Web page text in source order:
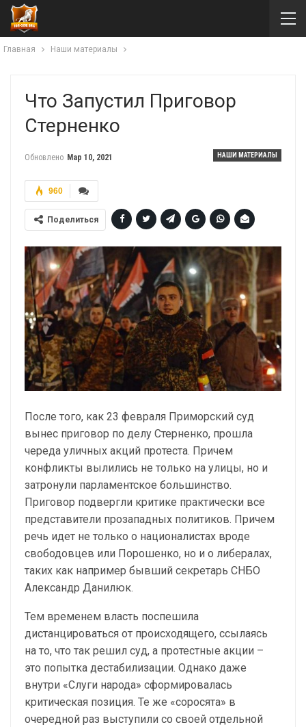
Главная Наши материалы
Что Запустил Приговор
Стерненко
НАШИ МАТЕРИАЛЫ
Обновлено Мар 10, 2021
960
Поделиться
После того, как 23 февраля Приморский суд
вынес приговор по делу Стерненко, прошла
череда уличных акций протеста. Причем
конфликты вылились не только на улицы, но и
затронули парламентское большинство.
Приговор подвергли критике практически все
представители прозападных политиков. Причем
речь идет не только о националистах вроде
свободовцев или Порошенко, но и о либералах,
таких как например бывший секретарь СНБО
Александр Данилюк.
Тем временем власть поспешила
дистанцироваться от происходящего, ссылаясь
на то, что так решил суд, а протестные акции –
это попытка дестабилизации. Однако даже
внутри «Слуги народа» сформировалась
критическая позиция. Те же «соросята» в
очередной раз выступили со своей отдельной